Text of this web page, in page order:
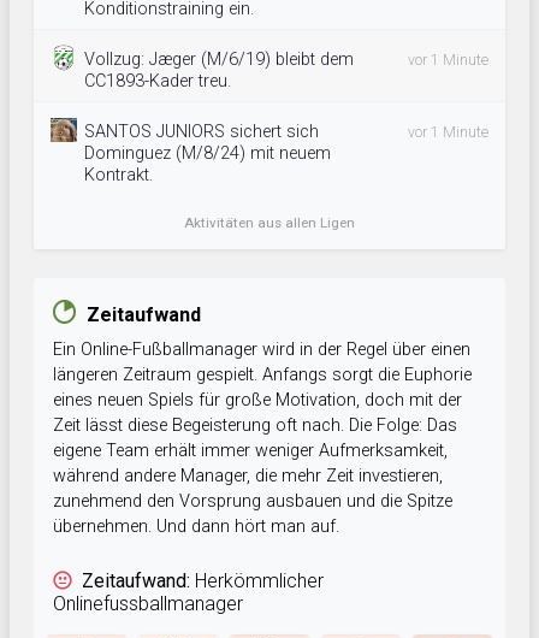
Konditionstraining ein.
Vollzug: Jæger (M/6/19) bleibt dem
CC1893-Kader treu.
vor 1 Minute
SANTOS JUNIORS sichert sich
Dominguez (M/8/24) mit neuem
Kontrakt.
vor 1 Minute
Aktivitäten aus allen Ligen
Zeitaufwand
Ein Online-Fußballmanager wird in der Regel über einen
längeren Zeitraum gespielt. Anfangs sorgt die Euphorie
eines neuen Spiels für große Motivation, doch mit der
Zeit lässt diese Begeisterung oft nach. Die Folge: Das
eigene Team erhält immer weniger Aufmerksamkeit,
während andere Manager, die mehr Zeit investieren,
zunehmend den Vorsprung ausbauen und die Spitze
übernehmen. Und dann hört man auf.
Zeitaufwand: Herkömmlicher
Onlinefussballmanager